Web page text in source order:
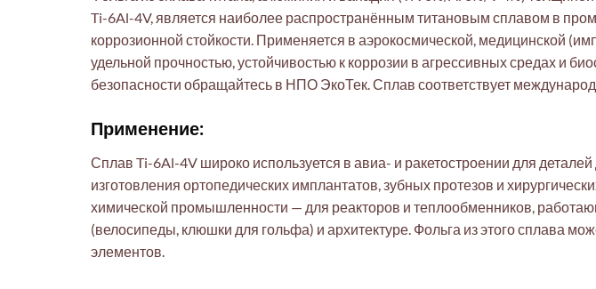
Ti-6Al-4V, является наиболее распространённым титановым сплавом в
коррозионной стойкости. Применяется в аэрокосмической, медицинской
удельной прочностью, устойчивостью к коррозии в агрессивных средах и
безопасности обращайтесь в НПО ЭкоТек. Сплав соответствует
Применение:
Сплав Ti-6Al-4V широко используется в авиа- и ракетостроении для
изготовления ортопедических имплантатов, зубных протезов и
химической промышленности — для реакторов и теплообменников,
(велосипеды, клюшки для гольфа) и архитектуре. Фольга из этого сплава
элементов.